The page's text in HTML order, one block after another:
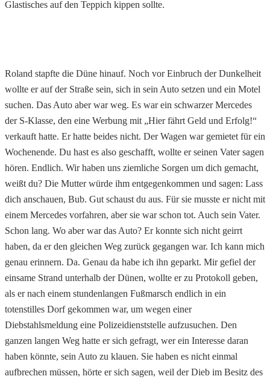
Glastisches auf den Teppich kippen sollte.
Roland stapfte die Düne hinauf. Noch vor Einbruch der Dunkelheit
wollte er auf der Straße sein, sich in sein Auto setzen und ein Motel
suchen. Das Auto aber war weg. Es war ein schwarzer Mercedes
der S-Klasse, den eine Werbung mit „Hier fährt Geld und Erfolg!“
verkauft hatte. Er hatte beides nicht. Der Wagen war gemietet für ein
Wochenende. Du hast es also geschafft, wollte er seinen Vater sagen
hören. Endlich. Wir haben uns ziemliche Sorgen um dich gemacht,
weißt du? Die Mutter würde ihm entgegenkommen und sagen: Lass
dich anschauen, Bub. Gut schaust du aus. Für sie musste er nicht mit
einem Mercedes vorfahren, aber sie war schon tot. Auch sein Vater.
Schon lang. Wo aber war das Auto? Er konnte sich nicht geirrt
haben, da er den gleichen Weg zurück gegangen war. Ich kann mich
genau erinnern. Da. Genau da habe ich ihn geparkt. Mir gefiel der
einsame Strand unterhalb der Dünen, wollte er zu Protokoll geben,
als er nach einem stundenlangen Fußmarsch endlich in ein
totenstilles Dorf gekommen war, um wegen einer
Diebstahlsmeldung eine Polizeidienststelle aufzusuchen. Den
ganzen langen Weg hatte er sich gefragt, wer ein Interesse daran
haben könnte, sein Auto zu klauen. Sie haben es nicht einmal
aufbrechen müssen, hörte er sich sagen, weil der Dieb im Besitz des